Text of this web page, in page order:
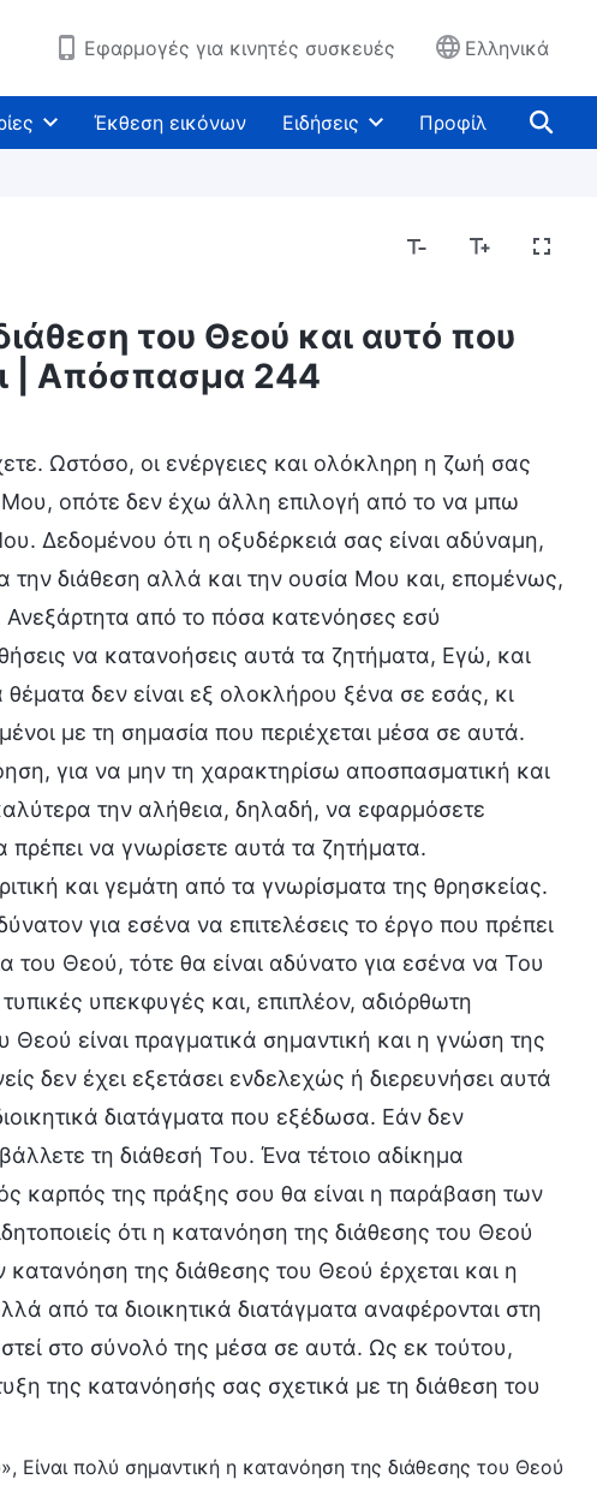
Εφαρμογές για κινητές συσκευές Ελληνικά
Έκθεση εικόνων Ειδήσεις Προφίλ
Εκθέτοντας τις θρησκευτικές αντιλήψεις
του Θεού και αυτό που
| Απόσπασμα 244
Ωστόσο, οι ενέργειες και ολόκληρη η ζωή σας
Μου, οπότε δεν έχω άλλη επιλογή από το να μπω
Δεδομένου ότι η οξυδέρκειά σας είναι αδύναμη,
διάθεση αλλά και την ουσία Μου και, επομένως,
από το πόσα κατενόησες εσύ
να κατανοήσεις αυτά τα ζητήματα, Εγώ, και
δεν είναι εξ ολοκλήρου ξένα σε εσάς, κι
με τη σημασία που περιέχεται μέσα σε αυτά.
για να μην τη χαρακτηρίσω αποσπασματική και
την αλήθεια, δηλαδή, να εφαρμόσετε
να γνωρίσετε αυτά τα ζητήματα.
και γεμάτη από τα γνωρίσματα της θρησκείας.
για εσένα να επιτελέσεις το έργο που πρέπει
του Θεού, τότε θα είναι αδύνατο για εσένα να Του
υπεκφυγές και, επιπλέον, αδιόρθωτη
είναι πραγματικά σημαντική και η γνώση της
δεν έχει εξετάσει ενδελεχώς ή διερευνήσει αυτά
διατάγματα που εξέδωσα. Εάν δεν
τη διάθεσή Του. Ένα τέτοιο αδίκημα
καρπός της πράξης σου θα είναι η παράβαση των
ότι η κατανόηση της διάθεσης του Θεού
κατανόηση της διάθεσης του Θεού έρχεται και η
από τα διοικητικά διατάγματα αναφέρονται στη
στο σύνολό της μέσα σε αυτά. Ως εκ τούτου,
της κατανόησής σας σχετικά με τη διάθεση του
πολύ σημαντική η κατανόηση της διάθεσης του Θεού